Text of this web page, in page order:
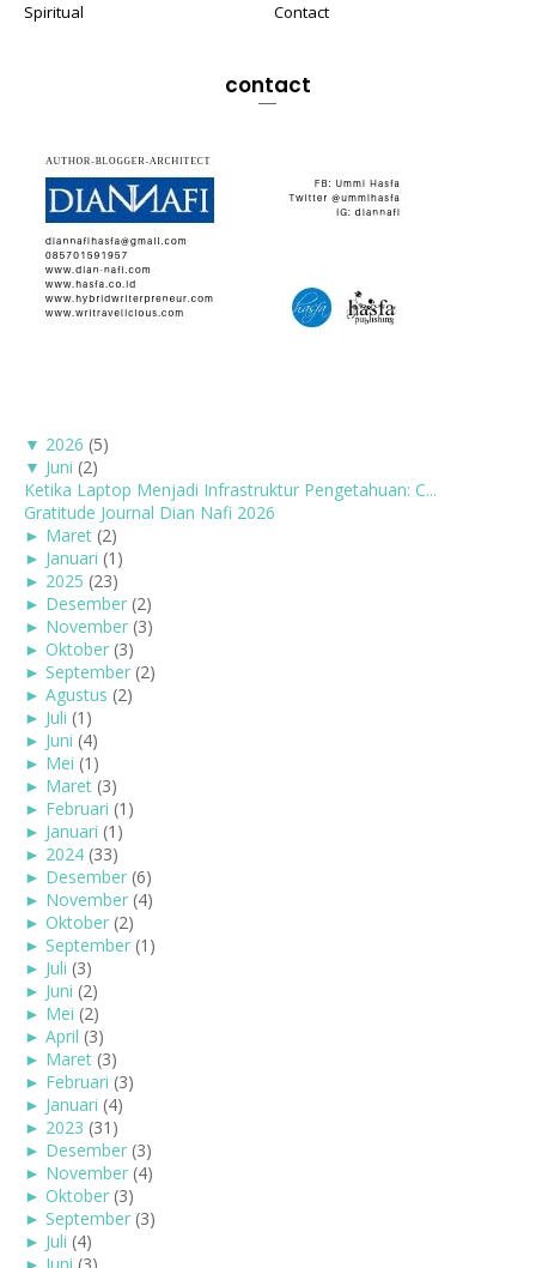
Spiritual
Contact
contact
▼ 2026 (5)
▼ Juni (2)
Ketika Laptop Menjadi Infrastruktur Pengetahuan: C...
Gratitude Journal Dian Nafi 2026
► Maret (2)
► Januari (1)
► 2025 (23)
► Desember (2)
► November (3)
► Oktober (3)
► September (2)
► Agustus (2)
► Juli (1)
► Juni (4)
► Mei (1)
► Maret (3)
► Februari (1)
► Januari (1)
► 2024 (33)
► Desember (6)
► November (4)
► Oktober (2)
► September (1)
► Juli (3)
► Juni (2)
► Mei (2)
► April (3)
► Maret (3)
► Februari (3)
► Januari (4)
► 2023 (31)
► Desember (3)
► November (4)
► Oktober (3)
► September (3)
► Juli (4)